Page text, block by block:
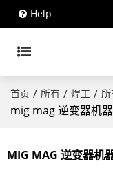
Help
首页 / 所有 / 焊工 /
mig mag 逆变器机
MIG MAG 逆变器机